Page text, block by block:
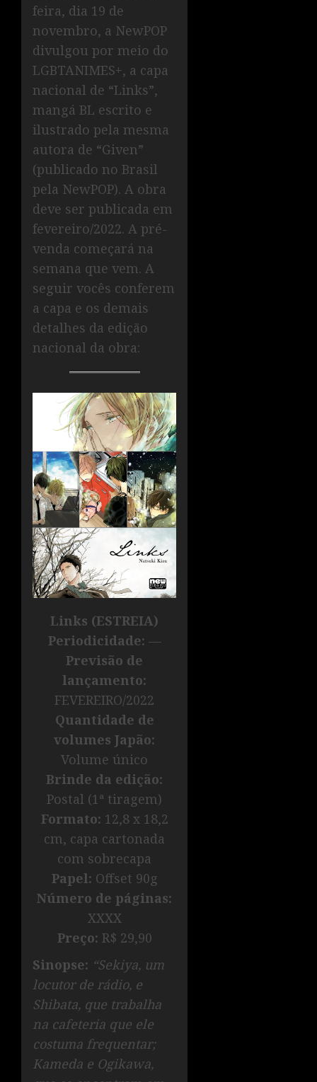
feira, dia 19 de
novembro, a NewPOP
divulgou por meio do
LGBTANIMES+, a capa
nacional de “Links”,
mangá BL escrito e
ilustrado pela mesma
autora de “Given”
(publicado no Brasil
pela NewPOP). A obra
deve ser publicada em
fevereiro/2022. A pré-
venda começará na
semana que vem. A
seguir vocês conferem
a capa e os demais
detalhes da edição
nacional da obra:
Links (ESTREIA)
Periodicidade: —
Previsão de
lançamento:
FEVEREIRO/2022
Quantidade de
volumes Japão:
Volume único
Brinde da edição:
Postal (1ª tiragem)
Formato: 12,8 x 18,2
cm, capa cartonada
com sobrecapa
Papel: Offset 90g
Número de páginas:
XXXX
Preço: R$ 29,90
Sinopse: “Sekiya, um
locutor de rádio, e
Shibata, que trabalha
na cafeteria que ele
costuma frequentar;
Kameda e Ogikawa,